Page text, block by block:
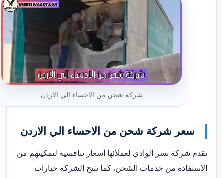
شركة شحن من الاحساء الي الاردن
سعر شركة شحن من الاحساء الي الاردن
تقدم شركة نسر الوادي لعملائها أسعار تنافسية لتمكينهم من
الاستفادة من خدمات الشحن، كما تتيح الشركة خيارات